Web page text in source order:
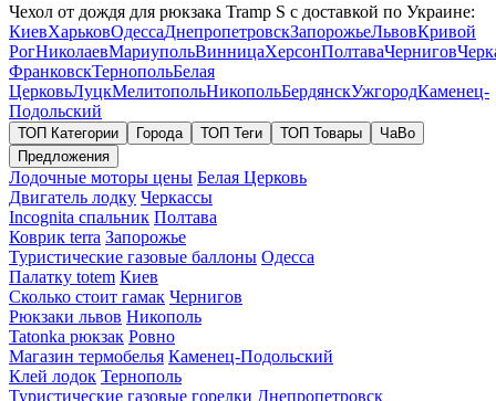
Чехол от дождя для рюкзака Tramp S с доставкой по Украине:
КиевХарьковОдессаДнепропетровскЗапорожьеЛьвовКривой
РогНиколаевМариупольВинницаХерсонПолтаваЧернигов
ФранковскТернопольБелая
ЦерковьЛуцкМелитопольНикопольБердянскУжгородКаменец-
Подольский
ТОП Категории Города ТОП Теги ТОП Товары
ЧаВо
Предложения
Лодочные моторы цены Белая Церковь
Двигатель лодку Черкассы
Incognita спальник Полтава
Коврик terra Запорожье
Туристические газовые баллоны Одесса
Палатку totem Киев
Сколько стоит гамак Чернигов
Рюкзаки львов Никополь
Tatonka рюкзак Ровно
Магазин термобелья Каменец-Подольский
Клей лодок Тернополь
Туристические газовые горелки Днепропетровск